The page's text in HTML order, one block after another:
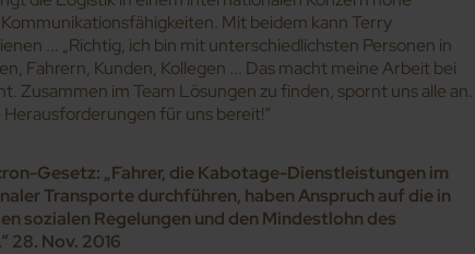
Mit beidem kann Terry
... „Richtig, ich bin mit unterschiedlichsten Personen in
Fahrern, Kunden, Kollegen ... Das macht meine Arbeit bei
Zusammen im Team Lösungen zu finden, spornt uns alle an.
für uns bereit!“
Gesetz: „Fahrer, die Kabotage-Dienstleistungen im
Transporte durchführen, haben Anspruch auf die in
sozialen Regelungen und den Mindestlohn des
28. Nov. 2016